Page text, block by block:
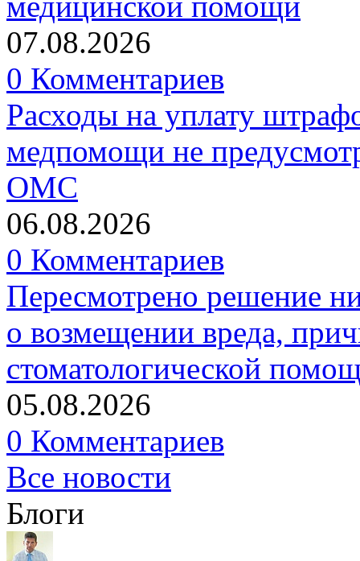
07.08.2026
0 Комментариев
Расходы на уплату
медпомощи не
ОМС
06.08.2026
0 Комментариев
Пересмотрено решение
о возмещении вреда,
стоматологической
05.08.2026
0 Комментариев
Все новости
Блоги